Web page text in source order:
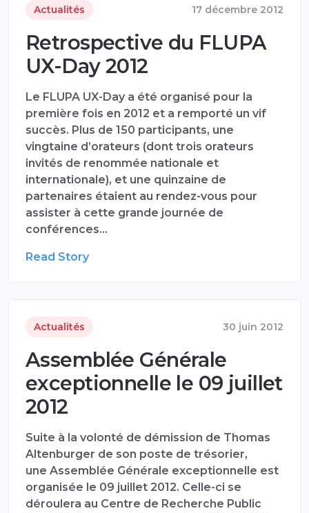
Actualités 17 décembre 2012
Retrospective du FLUPA
UX-Day 2012
Le FLUPA UX-Day a été organisé pour la
première fois en 2012 et a remporté un vif
succès. Plus de 150 participants, une
vingtaine d’orateurs (dont trois orateurs
invités de renommée nationale et
internationale), et une quinzaine de
partenaires étaient au rendez-vous pour
assister à cette grande journée de
conférences…
Read Story
Actualités 30 juin 2012
Assemblée Générale
exceptionnelle le 09 juillet
2012
Suite à la volonté de démission de Thomas
Altenburger de son poste de trésorier,
une Assemblée Générale exceptionnelle est
organisée le 09 juillet 2012. Celle-ci se
déroulera au Centre de Recherche Public